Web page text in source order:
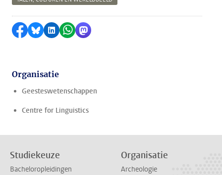
Delen op Facebook
Delen via Bluesky
Delen op LinkedIn
Delen via WhatsApp
Delen via Mastodon
Organisatie
Geesteswetenschappen
Centre for Linguistics
Studiekeuze
Bacheloropleidingen
Organisatie
Archeologie